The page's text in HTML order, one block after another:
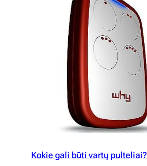
Kokie gali būti vartų pulteliai?